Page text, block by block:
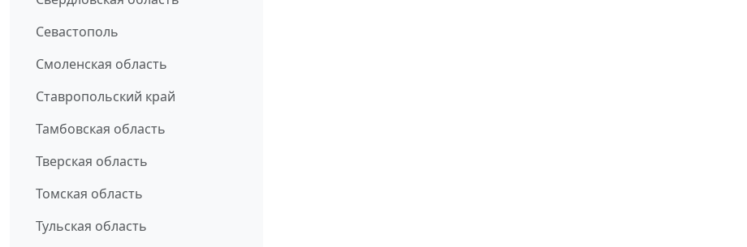
Севастополь
Смоленская область
Ставропольский край
Тамбовская область
Тверская область
Томская область
Тульская область